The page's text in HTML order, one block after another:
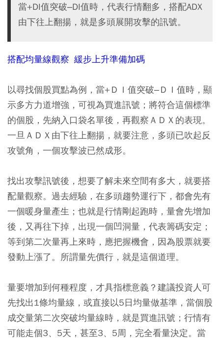
當+DI值突破–DI值時，代表行情翻多，搭配ADX
由下往上翻揚，就是多頭展開攻擊的訊號。
搭配均量線觀察 緩步上升準備加碼
以尋找個股買點為例，當+ＤＩ值突破–ＤＩ值時，顯
示多方力道增強，可視為買進訊號；將符合這個標準
的個股，先納入口袋名單後，再觀察ＡＤＸ的表現。
一旦ＡＤＸ由下往上翻揚，就要注意，多頭已吹起反
攻號角，一個攻擊波已然成形。
找出攻擊訊號後，想要了解未來空間有多大，就要搭
配量觀察。過去經驗，在多頭趨勢運行下，都會先有
一個暖身量產生；也就是行情剛起跑時，量會先增加
後，又再往下掉，出現一個凹洞量，代表籌碼安定；
等到第二次量再上來時，應把握機會，因為股票就要
發動上漲了。所謂量先價行，就是這個道理。
量要增加到何種程度，才具指標意義？建議投資人可
先找出1條均量線，或直接以5日均量做基準，當個股
成交量第二次突破均量線時，就是買進訊號；行情有
可能走個3、5天，甚至3、5周，完全看量決定。當